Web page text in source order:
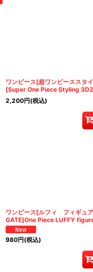
ワンピース[超ワンピースス
[Super One Piece Styling
2,200円(税込)
ワンピース[ルフィ フィギュ
GATE]One Piece LUFFY
980円(税込)